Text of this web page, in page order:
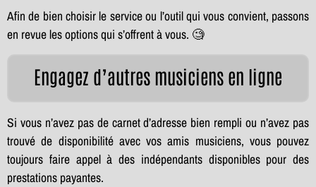
Afin de bien choisir le service ou l’outil qui vous convient, passons
en revue les options qui s’offrent à vous. 🧐
Engagez d’autres musiciens en ligne
Si vous n’avez pas de carnet d’adresse bien rempli ou n’avez pas
trouvé de disponibilité avec vos amis musiciens, vous pouvez
toujours faire appel à des indépendants disponibles pour des
prestations payantes.